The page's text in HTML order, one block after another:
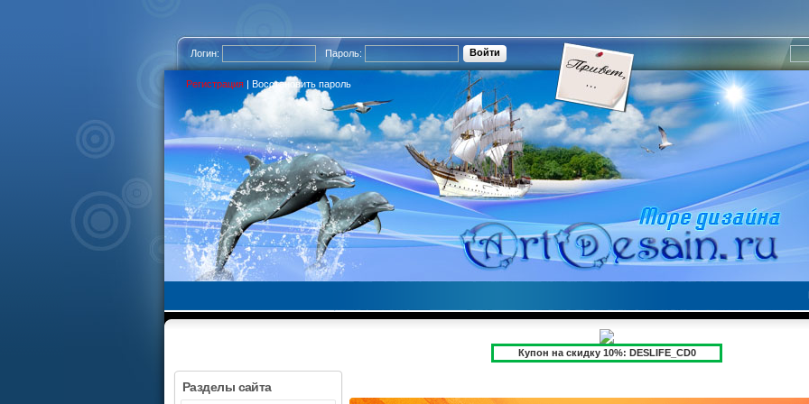
Логин: Пароль:
Регистрация | Восстановить пароль
Купон на скидку 10%: DESLIFE_CD0
Разделы сайта